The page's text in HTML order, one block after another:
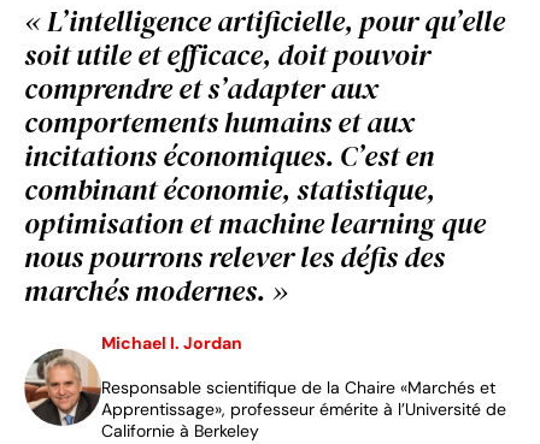
« L’intelligence artificielle, pour qu’elle
soit utile et efficace, doit pouvoir
comprendre et s’adapter aux
comportements humains et aux
incitations économiques. C’est en
combinant économie, statistique,
optimisation et machine learning que
nous pourrons relever les défis des
marchés modernes. »
Michael I. Jordan
Responsable scientifique de la Chaire «Marchés et
Apprentissage», professeur émérite à l’Université de
Californie à Berkeley